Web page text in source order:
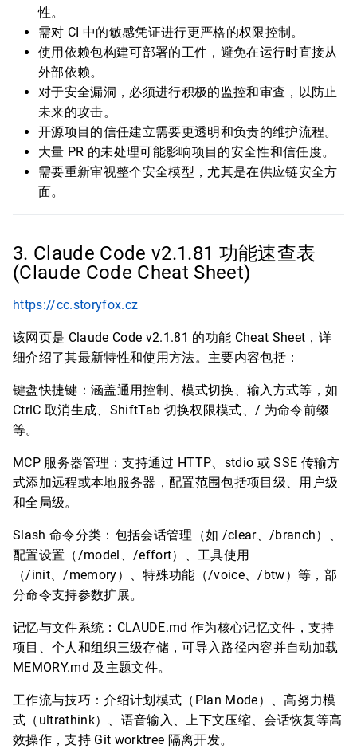
性。
需对 CI 中的敏感凭证进行更严格的权限控制。
使用依赖包构建可部署的工件，避免在运行时直接从
外部依赖。
对于安全漏洞，必须进行积极的监控和审查，以防止
未来的攻击。
开源项目的信任建立需要更透明和负责的维护流程。
大量 PR 的未处理可能影响项目的安全性和信任度。
需要重新审视整个安全模型，尤其是在供应链安全方
面。
3. Claude Code v2.1.81 功能速查表
(Claude Code Cheat Sheet)
https://cc.storyfox.cz
该网页是 Claude Code v2.1.81 的功能 Cheat Sheet，详
细介绍了其最新特性和使用方法。主要内容包括：
键盘快捷键：涵盖通用控制、模式切换、输入方式等，如
CtrlC 取消生成、ShiftTab 切换权限模式、/ 为命令前缀
等。
MCP 服务器管理：支持通过 HTTP、stdio 或 SSE 传输方
式添加远程或本地服务器，配置范围包括项目级、用户级
和全局级。
Slash 命令分类：包括会话管理（如 /clear、/branch）、
配置设置（/model、/effort）、工具使用
（/init、/memory）、特殊功能（/voice、/btw）等，部
分命令支持参数扩展。
记忆与文件系统：CLAUDE.md 作为核心记忆文件，支持
项目、个人和组织三级存储，可导入路径内容并自动加载
MEMORY.md 及主题文件。
工作流与技巧：介绍计划模式（Plan Mode）、高努力模
式（ultrathink）、语音输入、上下文压缩、会话恢复等高
效操作，支持 Git worktree 隔离开发。